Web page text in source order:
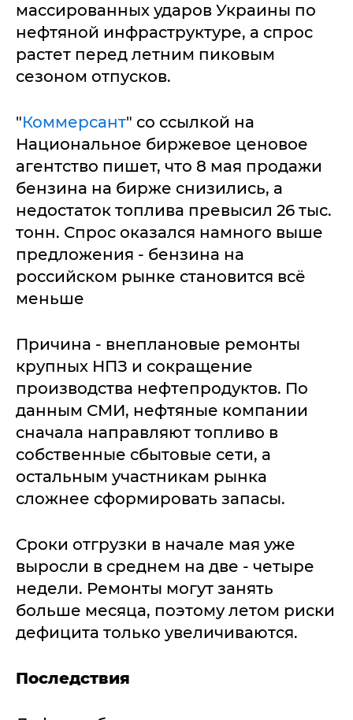
массированных ударов Украины по
нефтяной инфраструктуре, а спрос
растет перед летним пиковым
сезоном отпусков.
"Коммерсант" со ссылкой на
Национальное биржевое ценовое
агентство пишет, что 8 мая продажи
бензина на бирже снизились, а
недостаток топлива превысил 26 тыс.
тонн. Спрос оказался намного выше
предложения - бензина на
российском рынке становится всё
меньше
Причина - внеплановые ремонты
крупных НПЗ и сокращение
производства нефтепродуктов. По
данным СМИ, нефтяные компании
сначала направляют топливо в
собственные сбытовые сети, а
остальным участникам рынка
сложнее сформировать запасы.
Сроки отгрузки в начале мая уже
выросли в среднем на две - четыре
недели. Ремонты могут занять
больше месяца, поэтому летом риски
дефицита только увеличиваются.
Последствия